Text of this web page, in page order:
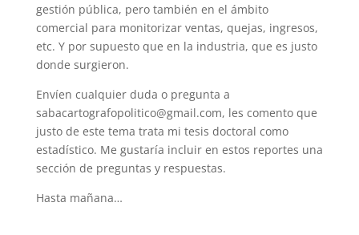
gestión pública, pero también en el ámbito
comercial para monitorizar ventas, quejas, ingresos,
etc. Y por supuesto que en la industria, que es justo
donde surgieron.
Envíen cualquier duda o pregunta a
sabacartografopolitico@gmail.com, les comento que
justo de este tema trata mi tesis doctoral como
estadístico. Me gustaría incluir en estos reportes una
sección de preguntas y respuestas.
Hasta mañana…